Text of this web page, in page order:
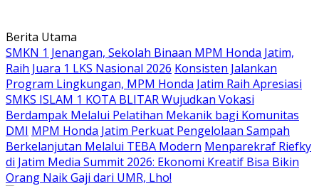
Langsung
ke
konten
Berita Utama
SMKN 1 Jenangan, Sekolah Binaan MPM Honda Jatim,
Raih Juara 1 LKS Nasional 2026 Konsisten Jalankan
Program Lingkungan, MPM Honda Jatim Raih Apresiasi
SMKS ISLAM 1 KOTA BLITAR Wujudkan Vokasi
Berdampak Melalui Pelatihan Mekanik bagi Komunitas
DMI MPM Honda Jatim Perkuat Pengelolaan Sampah
Berkelanjutan Melalui TEBA Modern Menparekraf Riefky
di Jatim Media Summit 2026: Ekonomi Kreatif Bisa Bikin
Orang Naik Gaji dari UMR, Lho!